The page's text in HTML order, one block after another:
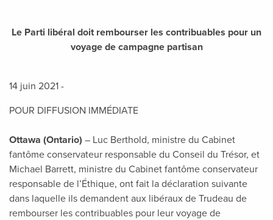
Le Parti libéral doit rembourser les contribuables pour un
voyage de campagne partisan
14 juin 2021 -
POUR DIFFUSION IMMÉDIATE
Ottawa (Ontario) – Luc Berthold, ministre du Cabinet
fantôme conservateur responsable du Conseil du Trésor, et
Michael Barrett, ministre du Cabinet fantôme conservateur
responsable de l’Éthique, ont fait la déclaration suivante
dans laquelle ils demandent aux libéraux de Trudeau de
rembourser les contribuables pour leur voyage de